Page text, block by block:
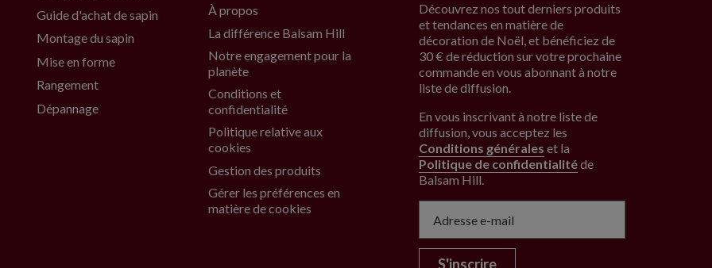
Guide d'achat de sapin
Montage du sapin
Mise en forme
Rangement
Dépannage
À propos
La différence Balsam Hill
Notre engagement pour la
planète
Conditions et
confidentialité
Politique relative aux
cookies
Gestion des produits
Gérer les préférences en
matière de cookies
Découvrez nos tout derniers produits
et tendances en matière de
décoration de Noël, et bénéficiez de
30 € de réduction sur votre prochaine
commande en vous abonnant à notre
liste de diffusion.
En vous inscrivant à notre liste de
diffusion, vous acceptez les
Conditions générales et la
Politique de confidentialitéde
Balsam Hill.
S'inscrire